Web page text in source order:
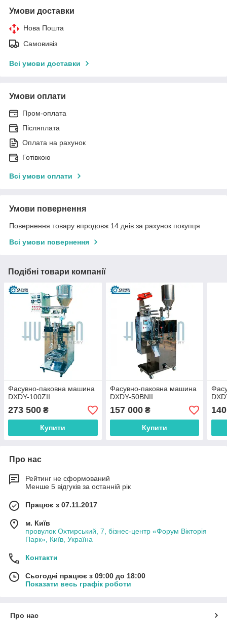
Умови доставки
Нова Пошта
Самовивіз
Всі умови доставки
Умови оплати
Пром-оплата
Післяплата
Оплата на рахунок
Готівкою
Всі умови оплати
Умови повернення
Повернення товару впродовж 14 днів за рахунок покупця
Всі умови повернення
Подібні товари компанії
Фасувно-паковна машина
DXDY-100ZII
273 500 ₴
Купити
Фасувно-паковна машина
DXDY-50BNII
157 000₴
Купити
Про нас
Рейтинг не сформований
Менше 5 відгуків за останній рік
Працює з 07.11.2017
м. Київ
провулок Охтирський, 7, бізнес-центр «Форум Вікторія
Парк», Київ, Україна
Контакти
Сьогодні працює з 09:00 до 18:00
Показати весь графік роботи
Про нас